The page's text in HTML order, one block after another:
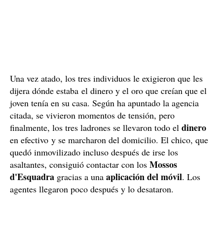
Una vez atado, los tres individuos le exigieron que les
dijera dónde estaba el dinero y el oro que creían que el
joven tenía en su casa. Según ha apuntado la agencia
citada, se vivieron momentos de tensión, pero
finalmente, los tres ladrones se llevaron todo el dinero
en efectivo y se marcharon del domicilio. El chico, que
quedó inmovilizado incluso después de irse los
asaltantes, consiguió contactar con los Mossos
d'Esquadra gracias a una aplicación del móvil. Los
agentes llegaron poco después y lo desataron.